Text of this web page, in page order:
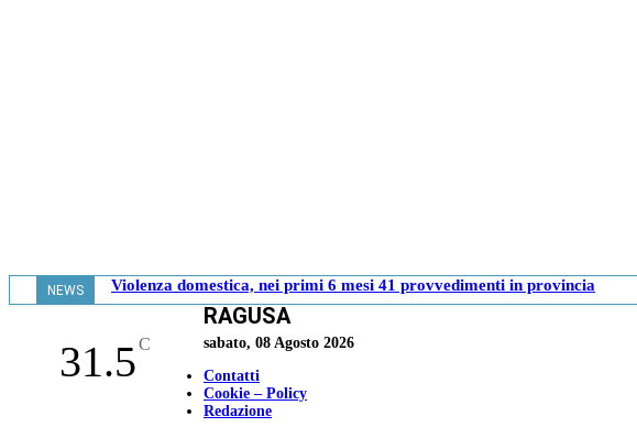
NEWS Violenza domestica, nei primi 6 mesi 41 provvedimenti in provincia
31.5C
RAGUSA
sabato, 08 Agosto 2026
Contatti
Cookie – Policy
Redazione